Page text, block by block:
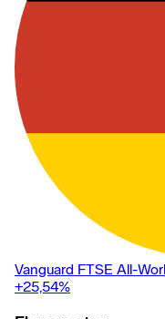
Vanguard FTSE All-
+25,54%